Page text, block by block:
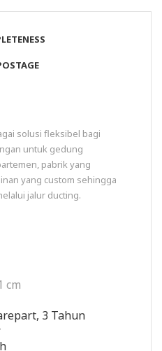
solusi fleksibel bagi
untuk gedung
pabrik yang
yang custom sehingga
jalur ducting.
cm
3 Tahun